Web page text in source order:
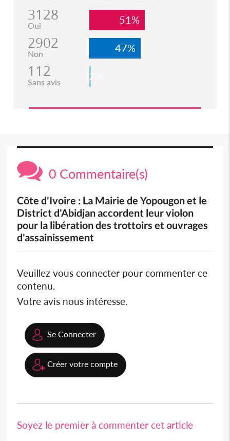
3128
Oui 51%
2902
Non 47%
112
Sans avis 2%
0 Commentaire(s)
Côte d'Ivoire : La Mairie de Yopougon et le
District d'Abidjan accordent leur violon
pour la libération des trottoirs et ouvrages
d'assainissement
Veuillez vous connecter pour commenter ce
contenu.
Votre avis nous intéresse.
Se Connecter
Créer votre compte
Soyez le premier à commenter cet article